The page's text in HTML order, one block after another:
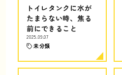
トイレタンクに水が
たまらない時、焦る
前にできること
2025.09.07
未分類